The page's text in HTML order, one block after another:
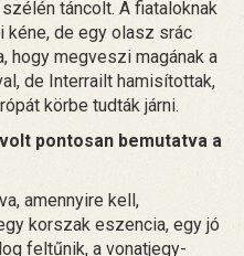
táncolt. A fiataloknak
kéne, de egy olasz srác
hogy megveszi magának a
de Interrailt hamisítottak,
körbe tudták járni.
pontosan bemutatva a
amennyire kell,
korszak eszencia, egy jó
feltűnik, a vonatjegy-